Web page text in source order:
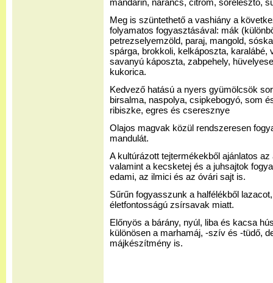
mandarin, narancs, citrom, sörélesztő,
Meg is szüntethető a vashiány a
folyamatos fogyasztásával: mák
petrezselyemzöld, paraj, mangold,
spárga, brokkoli, kelkáposzta, karalábé,
savanyú káposzta, zabpehely,
kukorica.
Kedvező hatású a nyers gyümölcsök
birsalma, naspolya, csipkebogyó, som
ribiszke, egres és cseresznye
Olajos magvak közül rendszeresen
mandulát.
A kultúrázott tejtermékekből ajánlatos
valamint a kecsketej és a juhsajtok
edami, az ilmici és az óvári sajt is.
Sűrűn fogyasszunk a halfélékből
életfontosságú zsírsavak miatt.
Előnyös a bárány, nyúl, liba és kacsa
különösen a marhamáj, -szív és -tüdő,
májkészítmény is.